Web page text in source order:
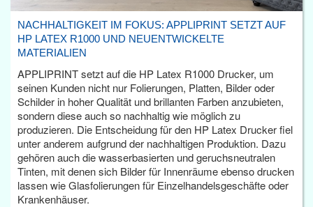
NACHHALTIGKEIT IM FOKUS: APPLIPRINT SETZT AUF
HP LATEX R1000 UND NEUENTWICKELTE
MATERIALIEN
APPLIPRINT setzt auf die HP Latex R1000 Drucker, um
seinen Kunden nicht nur Folierungen, Platten, Bilder oder
Schilder in hoher Qualität und brillanten Farben anzubieten,
sondern diese auch so nachhaltig wie möglich zu
produzieren. Die Entscheidung für den HP Latex Drucker fiel
unter anderem aufgrund der nachhaltigen Produktion. Dazu
gehören auch die wasserbasierten und geruchsneutralen
Tinten, mit denen sich Bilder für Innenräume ebenso drucken
lassen wie Glasfolierungen für Einzelhandelsgeschäfte oder
Krankenhäuser.